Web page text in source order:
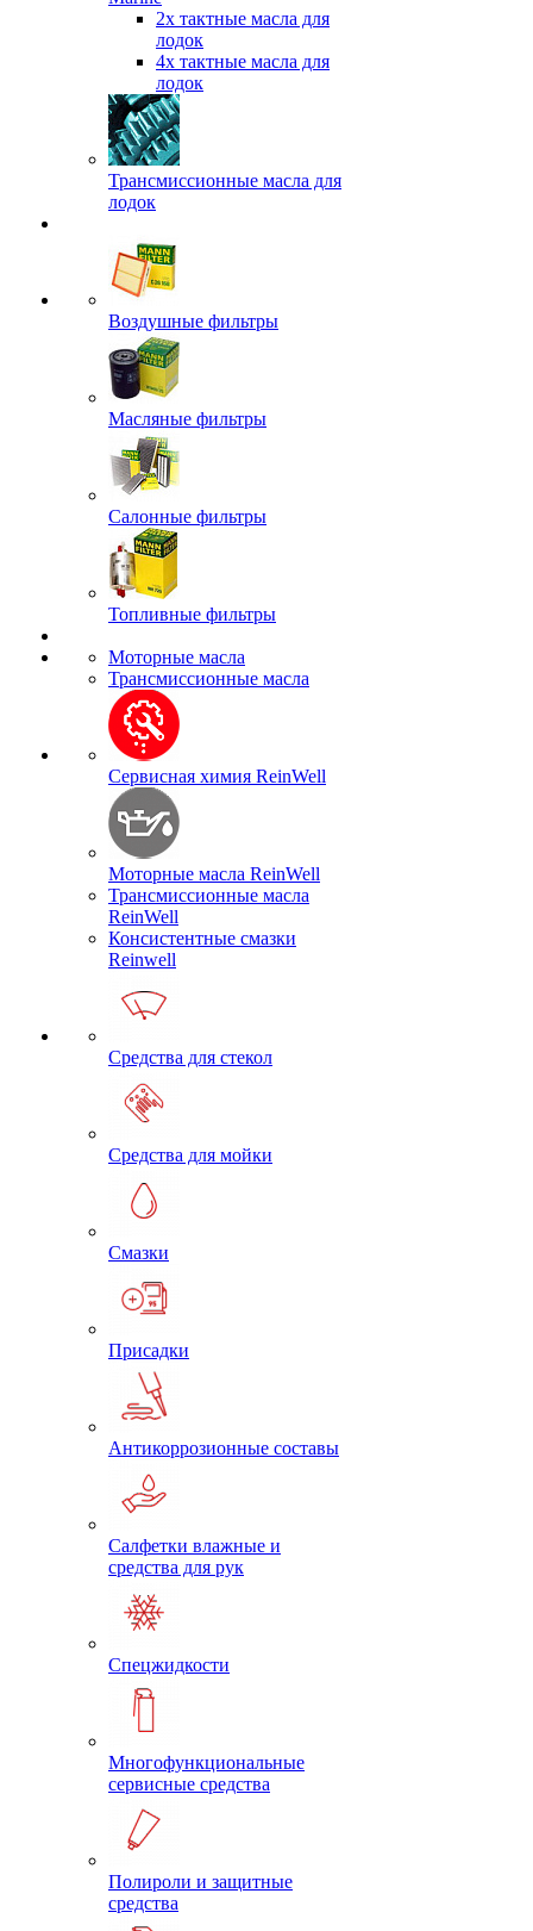
2х тактные масла для
лодок
4х тактные масла для
лодок
Трансмиссионные масла для
лодок
Воздушные фильтры
Масляные фильтры
Салонные фильтры
Топливные фильтры
Моторные масла
Трансмиссионные масла
Сервисная химия ReinWell
Моторные масла ReinWell
Трансмиссионные масла
ReinWell
Консистентные смазки
Reinwell
Средства для стекол
Средства для мойки
Смазки
Присадки
Антикоррозионные составы
Салфетки влажные и
средства для рук
Спецжидкости
Многофункциональные
сервисные средства
Полироли и защитные
средства